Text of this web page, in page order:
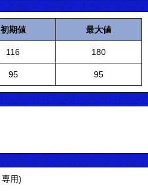
初期値 最大値
116 180
95 95
専用)